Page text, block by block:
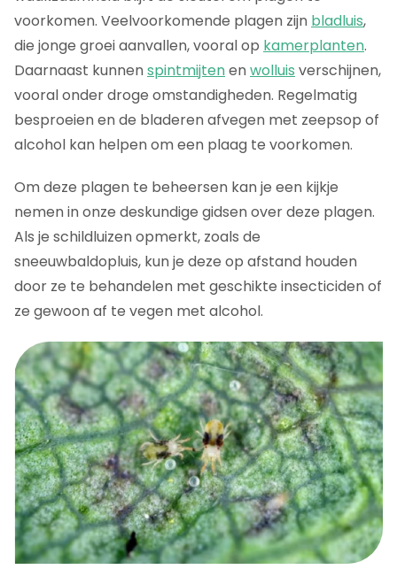
voorkomen. Veelvoorkomende plagen zijn bladluis,
die jonge groei aanvallen, vooral op kamerplanten.
Daarnaast kunnenspintmijtenenwolluis verschijnen,
vooral onder droge omstandigheden. Regelmatig
besproeien en de bladeren afvegen met zeepsop of
alcohol kan helpen om een plaag te voorkomen.
Om deze plagen te beheersen kan je een kijkje
nemen in onze deskundige gidsen over deze plagen.
Als je schildluizen opmerkt, zoals de
sneeuwbaldopluis, kun je deze op afstand houden
door ze te behandelen met geschikte insecticiden of
ze gewoon af te vegen met alcohol.